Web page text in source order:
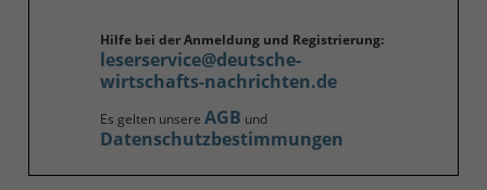
Hilfe bei der Anmeldung und Registrierung:
leserservice@deutsche-
wirtschafts-nachrichten.de
Es gelten unsere AGB und
Datenschutzbestimmungen